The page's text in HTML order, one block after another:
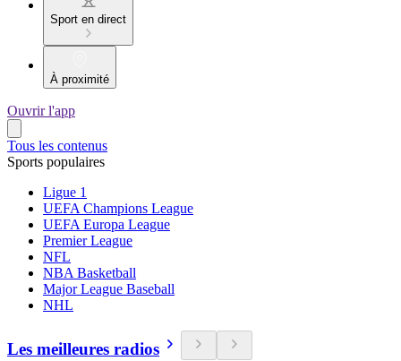
Sport en direct
À proximité
Ouvrir l'app
Tous les contenus
Sports populaires
Ligue 1
UEFA Champions League
UEFA Europa League
Premier League
NFL
NBA Basketball
Major League Baseball
NHL
Les meilleures radios